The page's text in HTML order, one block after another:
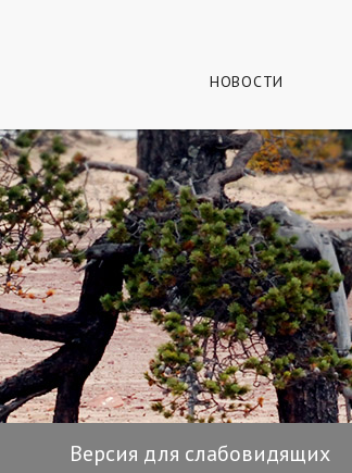
НОВОСТИ
Версия для слабовидящих